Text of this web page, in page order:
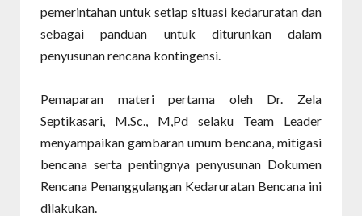
pemerintahan untuk setiap situasi kedaruratan dan
sebagai panduan untuk diturunkan dalam
penyusunan rencana kontingensi.
Pemaparan materi pertama oleh Dr. Zela
Septikasari, M.Sc., M,Pd selaku Team Leader
menyampaikan gambaran umum bencana, mitigasi
bencana serta pentingnya penyusunan Dokumen
Rencana Penanggulangan Kedaruratan Bencana ini
dilakukan.